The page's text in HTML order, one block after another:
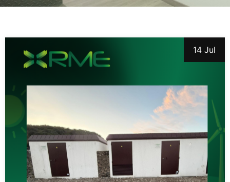
14 Jul